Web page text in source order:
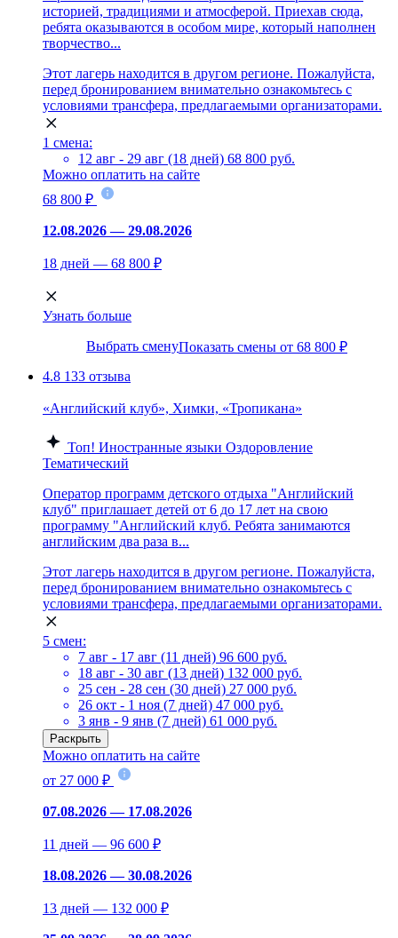
историей, традициями и атмосферой. Приехав сюда,
ребята оказываются в особом мире, который наполнен
творчество...
Этот лагерь находится в другом регионе. Пожалуйста,
перед бронированием внимательно ознакомьтесь с
условиями трансфера, предлагаемыми организаторами.
1 смена:
12 авг - 29 авг (18 дней) 68 800 руб.
Можно оплатить на сайте
68 800 ₽
12.08.2026 — 29.08.2026
18 дней — 68 800 ₽
Узнать больше
Выбрать сменуПоказать смены от 68 800 ₽
4.8 133 отзыва
«Английский клуб», Химки, «Тропикана»
Топ! Иностранные языки Оздоровление
Тематический
Оператор программ детского отдыха "Английский
клуб" приглашает детей от 6 до 17 лет на свою
программу "Английский клуб. Ребята занимаются
английским два раза в...
Этот лагерь находится в другом регионе. Пожалуйста,
перед бронированием внимательно ознакомьтесь с
условиями трансфера, предлагаемыми организаторами.
5 смен:
7 авг - 17 авг (11 дней) 96 600 руб.
18 авг - 30 авг (13 дней) 132 000 руб.
25 сен - 28 сен (30 дней) 27 000 руб.
26 окт - 1 ноя (7 дней) 47 000 руб.
3 янв - 9 янв (7 дней) 61 000 руб.
Раскрыть
Можно оплатить на сайте
от 27 000 ₽
07.08.2026 — 17.08.2026
11 дней — 96 600 ₽
18.08.2026 — 30.08.2026
13 дней — 132 000 ₽